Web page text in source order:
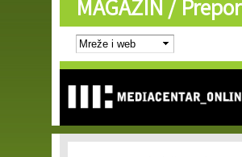
Skip to
main
content
MAGAZIN /